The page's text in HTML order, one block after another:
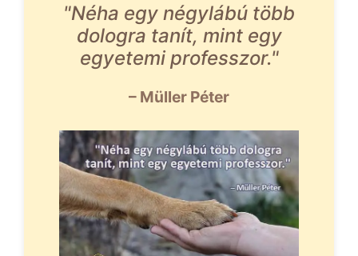
"Néha egy négylábú több
dologra tanít, mint egy
egyetemi professzor."
– Müller Péter